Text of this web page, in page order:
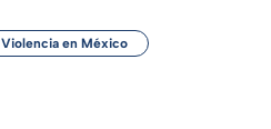
Violencia en México